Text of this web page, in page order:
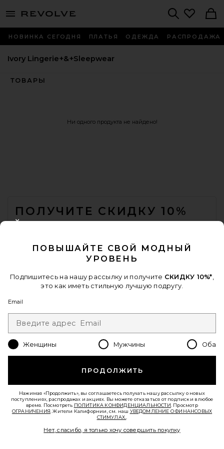
menu - shows more content
НОВИНКА СЕГОДНЯ ПЛАТЬЯ ОДЕЖДА РАСПРОДАЖА
Ivory Lingerie+&+Sleepwear
ТОВАРЫ
Ни одного продукта не найдено!
ПОЛУЧИТЕ СКИДКУ 10%
конфиденциальности
Sign Up
Change Country Regions Preferences
ПОМОГИТЕ НАМ СТАТЬ ЛУЧШЕ!
Пройти краткий опрос о сегодняшнем визите.Вперед!
СЛУЖБА ПОДДЕРЖКИ
© EMINENT, INC. (КОМПАНИЯ REVOLVE GROUP). ВСЕ ПРАВА ЗАЩИЩЕНЫ.
ПОВЫШАЙТЕ СВОЙ МОДНЫЙ
УРОВЕНЬ
Подпишитесь на нашу рассылку и получите СКИДКУ 10%*
это как иметь стильную лучшую подругу.
Email
Женщины Мужчины Оба
ПРОДОЛЖИТЬ
Нажимая «Продолжить», вы соглашаетесь получать нашу рассылку о новых
поступлениях, распродажах и акциях. Вы можете отказаться от подписки в любое
время. Посмотреть ПОЛИТИКА КОНФИДЕНЦИАЛЬНОСТИ . Просмотр
ОГРАНИЧЕНИЯ . Жители Калифорнии, см. наш УВЕДОМЛЕНИЕ О ФИНАНСОВЫХ
СТИМУЛАХ.
Нет, спасибо, я только хочу совершить покупку